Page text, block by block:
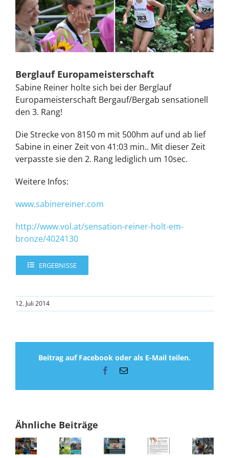
Berglauf Europameisterschaft
Sabine Reiner holte sich bei der Berglauf
Europameisterschaft Bergauf/Bergab sensationell
den 3. Rang!
Die Strecke von 8150 m mit 500hm auf und ab lief
Sabine in einer Zeit von 41:03 min.. Mit dieser Zeit
verpasste sie den 2. Rang lediglich um 10sec.
Weitere Infos:
www.sabinereiner.com
http://www.vol.at/sensation-reiner-holt-em-
bronze/4024130
ERGEBNISSE
12. Juli 2014
Beitrag auf Facebook oder als E-Mail teilen.
Facebook
E-
Ähnliche Beiträge